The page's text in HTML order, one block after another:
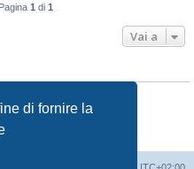
di fornire la
1 di 1
Vai a